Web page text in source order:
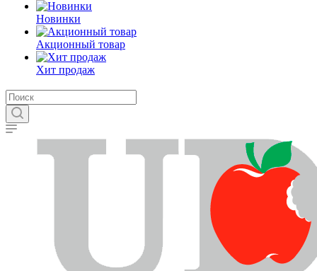
Новинки
Акционный товар
Хит продаж